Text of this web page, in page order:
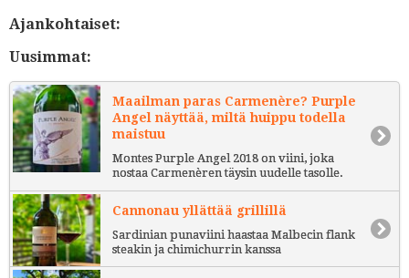
Ajankohtaiset:
Uusimmat:
Maailman paras Carmenère? Purple
Angel näyttää, miltä huippu todella
maistuu
Montes Purple Angel 2018 on viini, joka
nostaa Carmenèren täysin uudelle tasolle.
Cannonau yllättää grillillä
Sardinian punaviini haastaa Malbecin flank
steakin ja chimichurrin kanssa